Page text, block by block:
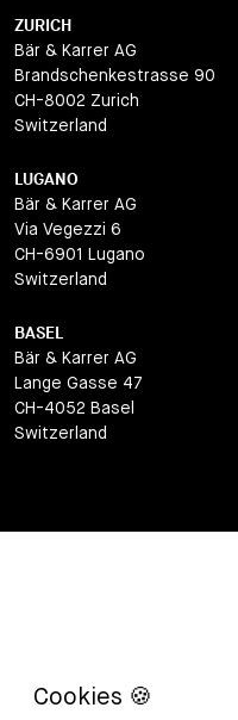
ZURICH
Bär & Karrer AG
Brandschenkestrasse 90
CH-8002 Zurich
Switzerland
LUGANO
Bär & Karrer AG
Via Vegezzi 6
CH-6901 Lugano
Switzerland
BASEL
Bär & Karrer AG
Lange Gasse 47
CH-4052 Basel
Switzerland